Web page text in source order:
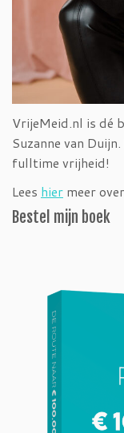
VrijeMeid.nl is dé
Suzanne van
fulltime vrijheid!
Lees hier meer
Bestel mijn boek